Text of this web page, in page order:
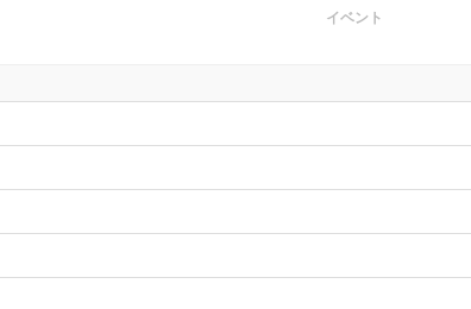
イベント